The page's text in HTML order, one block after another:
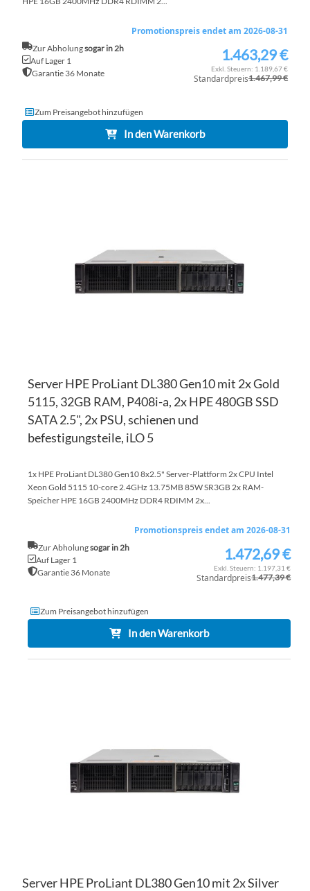
Zur Abholungsogar in 2h
Auf Lager 1
Garantie 36 Monate
Promotionspreis endet am 2026-08-31
Sonderpreis1.463,29 €
1.189,67 €
Standardpreis1.467,99 €
Zum Preisangebot hinzufügen
In den Warenkorb
Server HPE ProLiant DL380 Gen10 mit 2x Gold
5115, 32GB RAM, P408i-a, 2x HPE 480GB SSD
SATA 2.5", 2x PSU, schienen und
befestigungsteile, iLO 5
1x HPE ProLiant DL380 Gen10 8x2.5" Server-Plattform 2x CPU Intel
Xeon Gold 5115 10-core 2.4GHz 13.75MB 85W SR3GB 2x RAM-
Speicher HPE 16GB 2400MHz DDR4 RDIMM 2x...
Zur Abholungsogar in 2h
Auf Lager 1
Garantie 36 Monate
Promotionspreis endet am 2026-08-31
Sonderpreis1.472,69 €
1.197,31 €
Standardpreis1.477,39 €
Zum Preisangebot hinzufügen
In den Warenkorb
Server HPE ProLiant DL380 Gen10 mit 2x Silver